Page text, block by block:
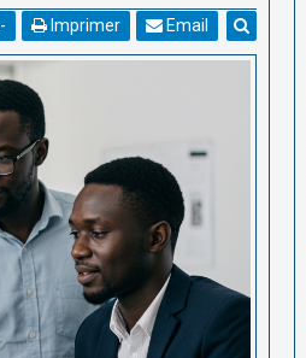
- Imprimer Email